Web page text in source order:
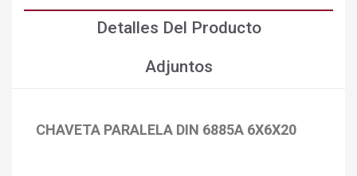
Detalles Del Producto
Adjuntos
CHAVETA PARALELA DIN 6885A 6X6X20